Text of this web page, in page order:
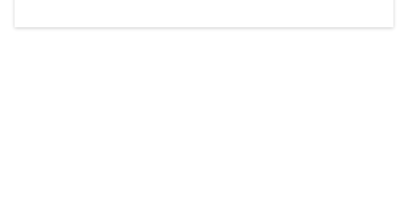
Der Weinbau dominert heute nicht mehr, ist aber integrativer